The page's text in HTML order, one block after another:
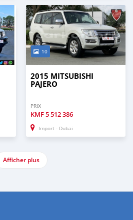
10
2015 MITSUBISHI
PAJERO
PRIX
KMF5 512 386
Import - Dubai
Afficher plus